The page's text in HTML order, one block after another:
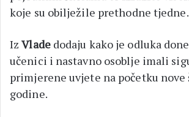
koje su obilježile prethodne tjedne.
IzVlade dodaju kako je odluka
učenici i nastavno osoblje imali
primjerene uvjete na početku nove
godine.